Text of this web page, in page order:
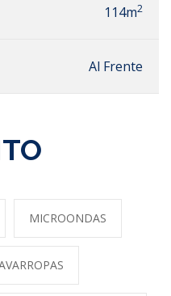
114m2
Al Frente
MICROONDAS